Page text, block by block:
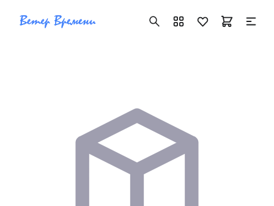
+7 ( 705 ) 181-42-50
info@vetervremeni.kz
Авторизация